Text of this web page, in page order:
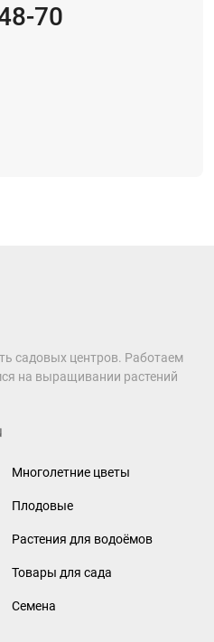
70
садовых центров. Работаем
на выращивании растений
Многолетние цветы
Плодовые
Растения для водоёмов
Товары для сада
Семена